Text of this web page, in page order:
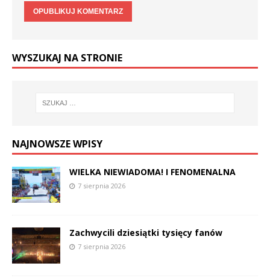
WYSZUKAJ NA STRONIE
NAJNOWSZE WPISY
WIELKA NIEWIADOMA! I FENOMENALNA
7 sierpnia 2026
Zachwycili dziesiątki tysięcy fanów
7 sierpnia 2026